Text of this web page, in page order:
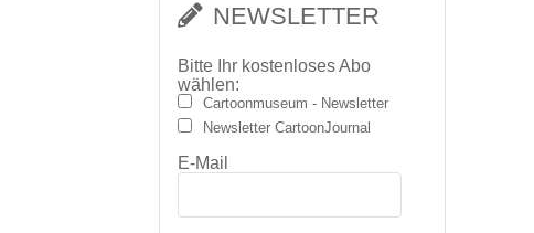
NEWSLETTER
Bitte Ihr kostenloses Abo
wählen:
Cartoonmuseum - Newsletter
Newsletter CartoonJournal
E-Mail